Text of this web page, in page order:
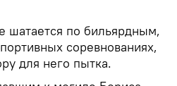
шатается по бильярдным,
соревнованиях,
для него пытка.